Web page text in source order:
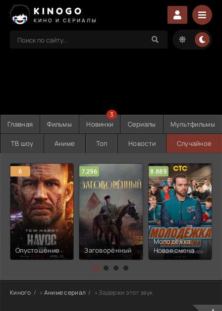
KINOGO
КИНО И СЕРИАЛЫ
Главная Фильмы Новинки
3
Сериалы Мультфильмы
ТВ шоу Аниме Топ Новости Случайное
6
Опустошение
7.296
Заговорённый
8.889
Молодёжка:
Новая смена
Киного » Аниме сериал » Задержи этот звук